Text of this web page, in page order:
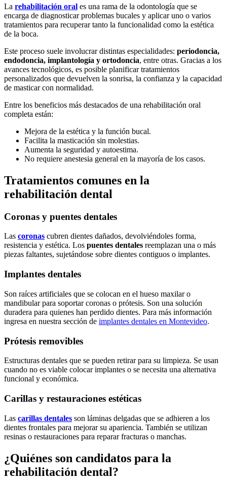
La rehabilitación oral es una rama de la odontología que se
encarga de diagnosticar problemas bucales y aplicar uno o varios
tratamientos para recuperar tanto la funcionalidad como la estética
de la boca.
Este proceso suele involucrar distintas especialidades: periodoncia,
endodoncia, implantología y ortodoncia, entre otras. Gracias a los
avances tecnológicos, es posible planificar tratamientos
personalizados que devuelven la sonrisa, la confianza y la capacidad
de masticar con normalidad.
Entre los beneficios más destacados de una rehabilitación oral
completa están:
Mejora de la estética y la función bucal.
Facilita la masticación sin molestias.
Aumenta la seguridad y autoestima.
No requiere anestesia general en la mayoría de los casos.
Tratamientos comunes en la
rehabilitación dental
Coronas y puentes dentales
Las coronas cubren dientes dañados, devolviéndoles forma,
resistencia y estética. Los puentes dentales reemplazan una o más
piezas faltantes, sujetándose sobre dientes contiguos o implantes.
Implantes dentales
Son raíces artificiales que se colocan en el hueso maxilar o
mandibular para soportar coronas o prótesis. Son una solución
duradera para quienes han perdido dientes. Para más información
ingresa en nuestra sección de implantes dentales en Montevideo.
Prótesis removibles
Estructuras dentales que se pueden retirar para su limpieza. Se usan
cuando no es viable colocar implantes o se necesita una alternativa
funcional y económica.
Carillas y restauraciones estéticas
Las carillas dentales son láminas delgadas que se adhieren a los
dientes frontales para mejorar su apariencia. También se utilizan
resinas o restauraciones para reparar fracturas o manchas.
¿Quiénes son candidatos para la
rehabilitación dental?